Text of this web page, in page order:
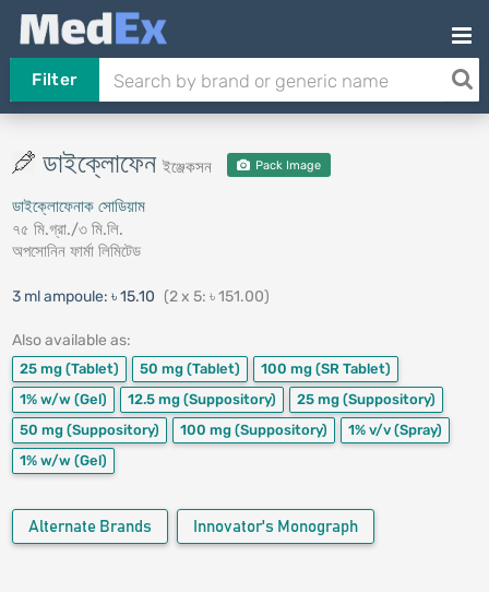
Filter
ডাইক্লোফেন ইঞ্জেকসন Pack Image
ডাইক্লোফেনাক সোডিয়াম
৭৫ মি.গ্রা./৩ মি.লি.
অপসোনিন ফার্মা লিমিটেড
3 ml ampoule: ৳ 15.10 (2 x 5: ৳ 151.00)
Also available as:
25 mg (Tablet) 50 mg (Tablet) 100 mg (SR Tablet)
1% w/w (Gel) 12.5 mg (Suppository) 25 mg (Suppository)
50 mg (Suppository) 100 mg (Suppository) 1% v/v (Spray)
1% w/w (Gel)
Alternate Brands Innovator's Monograph